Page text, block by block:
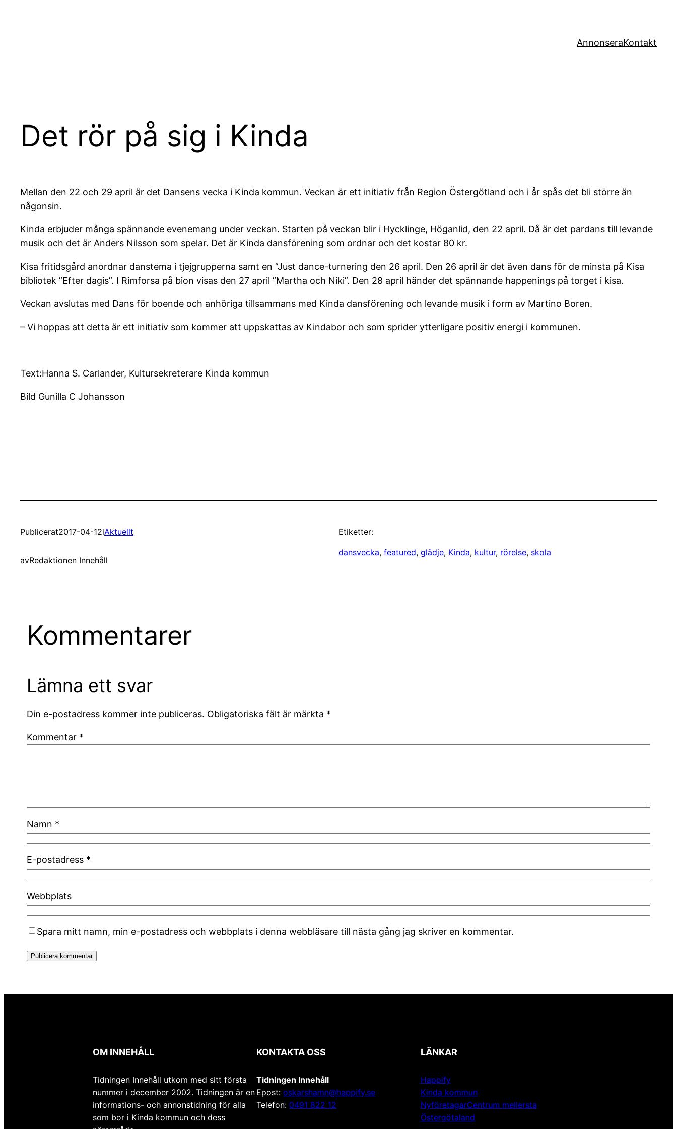
AnnonseraKontakt
Det rör på sig i Kinda
Mellan den 22 och 29 april är det Dansens vecka i Kinda kommun. Veckan är ett initiativ från Region Östergötland och i år spås det bli större än
någonsin.
Kinda erbjuder många spännande evenemang under veckan. Starten på veckan blir i Hycklinge, Höganlid, den 22 april. Då är det pardans till levande
musik och det är Anders Nilsson som spelar. Det är Kinda dansförening som ordnar och det kostar 80 kr.
Kisa fritidsgård anordnar danstema i tjejgrupperna samt en ”Just dance-turnering den 26 april. Den 26 april är det även dans för de minsta på Kisa
bibliotek ”Efter dagis”. I Rimforsa på bion visas den 27 april ”Martha och Niki”. Den 28 april händer det spännande happenings på torget i kisa.
Veckan avslutas med Dans för boende och anhöriga tillsammans med Kinda dansförening och levande musik i form av Martino Boren.
– Vi hoppas att detta är ett initiativ som kommer att uppskattas av Kindabor och som sprider ytterligare positiv energi i kommunen.
Text:Hanna S. Carlander, Kultursekreterare Kinda kommun
Bild Gunilla C Johansson
Publicerat2017-04-12iAktuellt
avRedaktionen Innehåll
Etiketter:
dansvecka, featured, glädje, Kinda, kultur, rörelse, skola
Kommentarer
Lämna ett svar
Din e-postadress kommer inte publiceras. Obligatoriska fält är märkta *
Kommentar *
Namn *
E-postadress *
Webbplats
Spara mitt namn, min e-postadress och webbplats i denna webbläsare till nästa gång jag skriver en kommentar.
OM INNEHÅLL
Tidningen Innehåll utkom med sitt första
nummer i december 2002. Tidningen är en
informations- och annonstidning för alla
som bor i Kinda kommun och dess
KONTAKTA OSS
Tidningen Innehåll
Epost:oskarshamn@happify.se
Telefon: 0491 822 12
LÄNKAR
Happify
Kinda kommun
NyföretagarCentrum mellersta
Östergötaland